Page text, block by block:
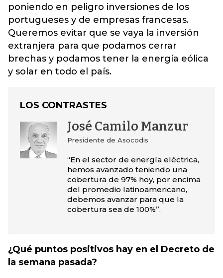
poniendo en peligro inversiones de los
portugueses y de empresas francesas.
Queremos evitar que se vaya la inversión
extranjera para que podamos cerrar
brechas y podamos tener la energía eólica
y solar en todo el país.
LOS CONTRASTES
José Camilo Manzur
Presidente de Asocodis
“En el sector de energía eléctrica,
hemos avanzado teniendo una
cobertura de 97% hoy, por encima
del promedio latinoamericano,
debemos avanzar para que la
cobertura sea de 100%”.
¿Qué puntos positivos hay en el Decreto de
la semana pasada?